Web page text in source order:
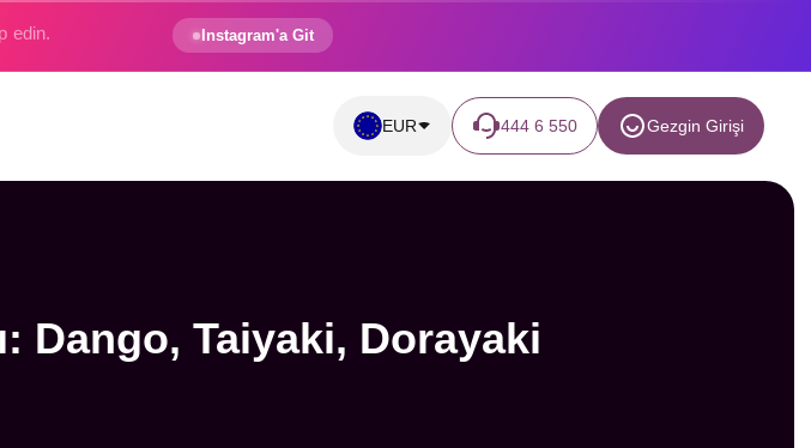
Instagram'a Git
EUR 444 6 550 Gezgin Girişi
Dango, Taiyaki, Dorayaki